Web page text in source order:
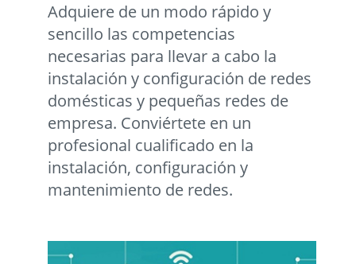
Adquiere de un modo rápido y
sencillo las competencias
necesarias para llevar a cabo la
instalación y configuración de redes
domésticas y pequeñas redes de
empresa. Conviértete en un
profesional cualificado en la
instalación, configuración y
mantenimiento de redes.